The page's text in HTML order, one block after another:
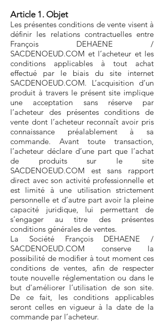
Article 1. Objet
Les présentes conditions de vente visent à
définir les relations contractuelles entre
François DEHAENE /
SACDENOEUD.COM et l’acheteur et les
conditions applicables à tout achat
effectué par le biais du site internet
SACDENOEUD.COM. L’acquisition d’un
produit à travers le présent site implique
une acceptation sans réserve par
l’acheteur des présentes conditions de
vente dont l’acheteur reconnaît avoir pris
connaissance préalablement à sa
commande. Avant toute transaction,
l’acheteur déclare d’une part que l’achat
de produits sur le site
SACDENOEUD.COM est sans rapport
direct avec son activité professionnelle et
est limité à une utilisation strictement
personnelle et d’autre part avoir la pleine
capacité juridique, lui permettant de
s’engager au titre des présentes
conditions générales de ventes.
La Société François DEHAENE /
SACDENOEUD.COM conserve la
possibilité de modifier à tout moment ces
conditions de ventes, afin de respecter
toute nouvelle réglementation ou dans le
but d'améliorer l’utilisation de son site.
De ce fait, les conditions applicables
seront celles en vigueur à la date de la
commande par l’acheteur.